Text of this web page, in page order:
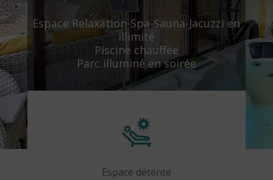
Espace Relaxation-Spa-Sauna-Jacuzzi en
illimité
Piscine chauffée
Parc illuminé en soirée
Espace détente